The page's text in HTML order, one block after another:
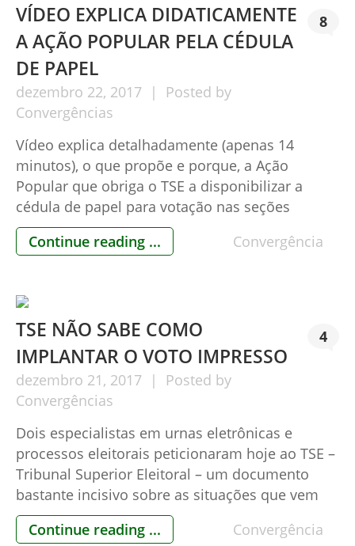
VÍDEO EXPLICA DIDATICAMENTE
A AÇÃO POPULAR PELA CÉDULA
DE PAPEL
dezembro 22, 2017
Posted by
Convergências
8
Vídeo explica detalhadamente (apenas 14
minutos), o que propõe e porque, a Ação
Popular que obriga o TSE a disponibilizar a
cédula de papel para votação nas seções
eleitorais que não dispuserem de urnas
eletrônicas com impressora acoplada. O vídeo
com base na […]
Continue reading ... Convergência
TSE NÃO SABE COMO
IMPLANTAR O VOTO IMPRESSO
dezembro 21, 2017
Posted by
Convergências
4
Dois especialistas em urnas eletrônicas e
processos eleitorais peticionaram hoje ao TSE –
Tribunal Superior Eleitoral – um documento
bastante incisivo sobre as situações que vem
ocorrendo no órgão, por conta do aumento das
pressões por eleições honestas no Brasil. São
Continue reading ... Convergência